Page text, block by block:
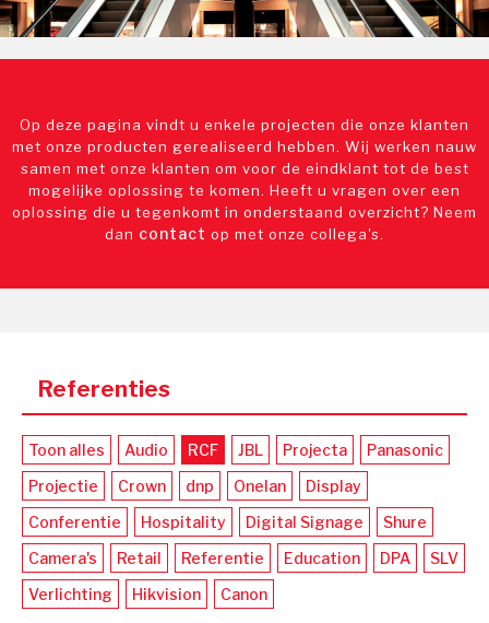
Op deze pagina vindt u enkele projecten die onze klanten
met onze producten gerealiseerd hebben. Wij werken nauw
samen met onze klanten om voor de eindklant tot de best
mogelijke oplossing te komen. Heeft u vragen over een
oplossing die u tegenkomt in onderstaand overzicht? Neem
dan contact op met onze collega's.
Referenties
Toon alles Audio RCF JBL Projecta
Panasonic
Projectie
Crown dnp Onelan
Display
Conferentie
Hospitality Digital Signage
Shure
Camera's
Retail Referentie Education DPA
SLV
Verlichting
Hikvision Canon